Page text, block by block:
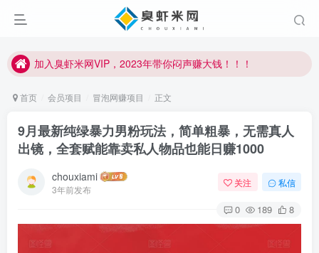
加入臭虾米网VIP，2023年带你闷声赚大钱！！！
加入臭虾米网VIP，2023年带你闷声赚大钱！！！
首页 会员项目 冒泡网赚项目 正文
9月最新纯绿暴力男粉玩法，简单粗暴，无需真人
出镜，全套赋能靠卖私人物品也能日赚1000
chouxiami
3年前发布
关注 私信
0 189 8